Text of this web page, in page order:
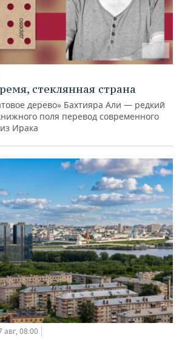
стеклянная страна
дерево» Бахтияра Али — редкий
поля перевод современного
Ирака
авг, 08:00